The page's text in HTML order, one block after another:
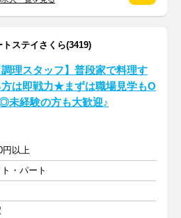
ステイさくら(3419)
調理スタッフ】普段家で料理す
方は即戦力★まずは職場見学もO
未経験の方も大歓迎♪
円以上
・パート